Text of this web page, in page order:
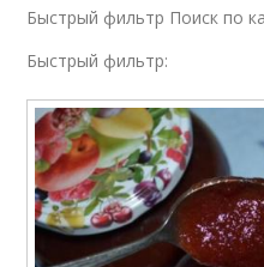
Быстрый фильтр Поиск по
Быстрый фильтр: